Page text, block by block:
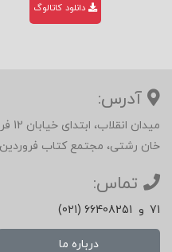
دانلود کاتالوگ
آدرس:
خان رشتی، مجتمع کتاب
تماس:
(021) 66408251 و 71
درباره ما